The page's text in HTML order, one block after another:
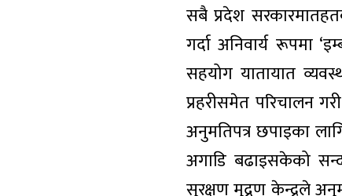
सबै प्रदेश
गर्दा अनिवार्य रूपमा
सहयोग यातायात
प्रहरीसमेत परिचालन
अनुमतिपत्र छपाइका
अगाडि बढाइसकेको
सुरक्षण मुद्रण केन्द्रले